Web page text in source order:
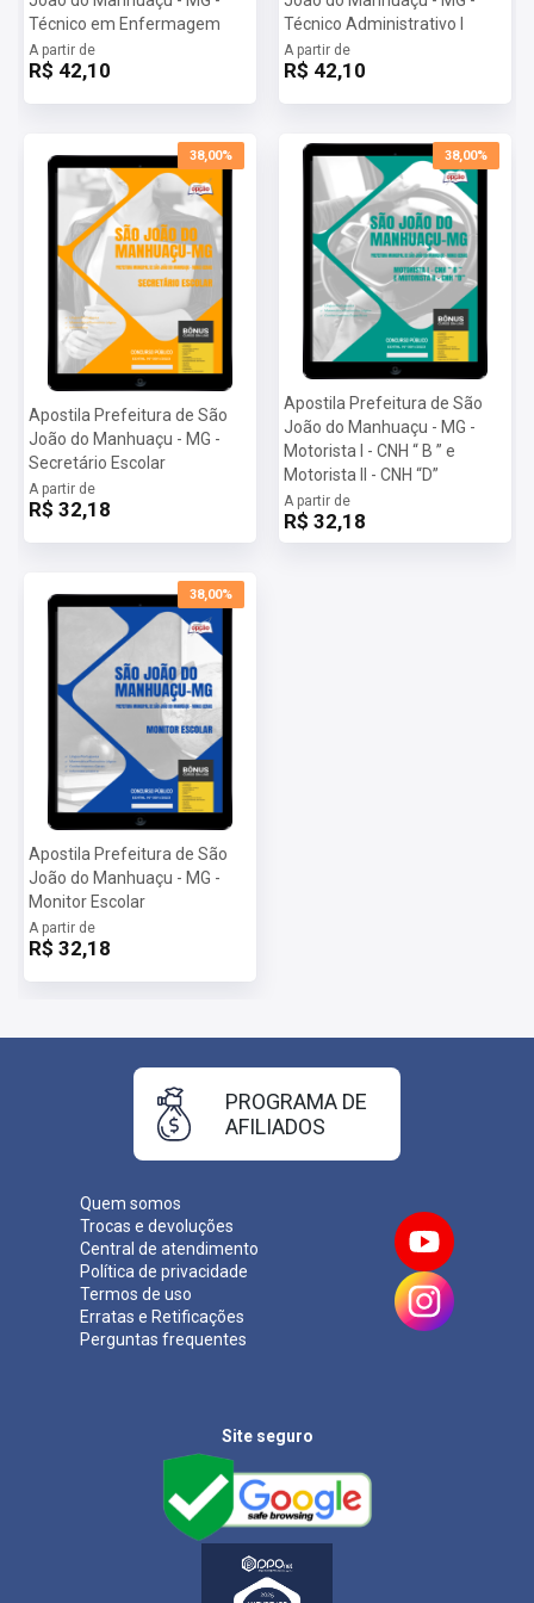
preparação completa e eficiente, proporcionando a você as
ferramentas necessárias para alcançar o seu objetivo.
Mais informações sobre o concurso Prefeitura de São João
De 13/05/2024 a 13/06/2024
Salário:De R$ 1.618,00 a R$ 1.818,00
Taxa de Inscrição:R$ 80,00
Provas:13 e 14/07/2024
Organizadora:IMESO
Técnico em Enfermagem
A partir de
R$ 42,10
Técnico Administrativo I
A partir de
R$ 42,10
38,00%
Apostila Prefeitura de São
João do Manhuaçu - MG -
Secretário Escolar
A partir de
R$ 32,18
38,00%
Apostila Prefeitura de São
João do Manhuaçu - MG -
Motorista I - CNH “ B ” e
Motorista II - CNH “D”
A partir de
R$ 32,18
38,00%
Apostila Prefeitura de São
João do Manhuaçu - MG -
Monitor Escolar
A partir de
R$ 32,18
Quem somos
Trocas e devoluções
Central de atendimento
Política de privacidade
Termos de uso
Erratas e Retificações
Perguntas frequentes
PROGRAMA DE
AFILIADOS
Site seguro